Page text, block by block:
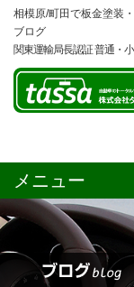
相模原/町田で板金塗装
ブログ
関東運輸局長認証 普通・
メニュー